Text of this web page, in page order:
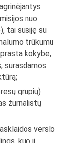
nuo
tai susiję su
trūkumu
kokybe,
surasdamos
grupių)
žurnalistų
verslo
kuo ji